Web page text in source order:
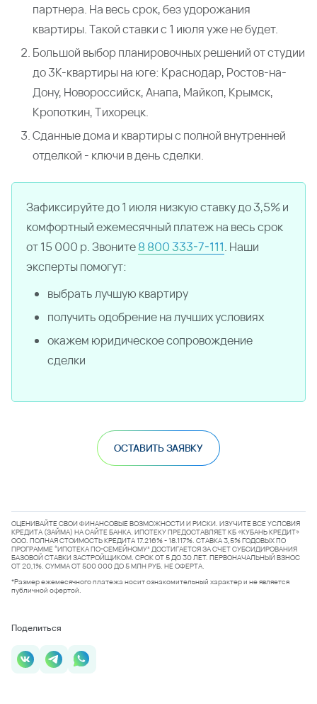
партнера. На весь срок, без удорожания
квартиры. Такой ставки с 1 июля уже не будет.
Большой выбор планировочных решений от студии
до 3К-квартиры на юге: Краснодар, Ростов-на-
Дону, Новороссийск, Анапа, Майкоп, Крымск,
Кропоткин, Тихорецк.
Сданные дома и квартиры с полной внутренней
отделкой - ключи в день сделки.
Зафиксируйте до 1 июля низкую ставку до 3,5% и
комфортный ежемесячный платеж на весь срок
от 15 000 р. Звоните8 800 333-7-111. Наши
эксперты помогут:
выбрать лучшую квартиру
получить одобрение на лучших условиях
окажем юридическое сопровождение
сделки
ОСТАВИТЬ ЗАЯВКУ
ОЦЕНИВАЙТЕ СВОИ ФИНАНСОВЫЕ ВОЗМОЖНОСТИ И РИСКИ. ИЗУЧИТЕ ВСЕ УСЛОВИЯ
КРЕДИТА (ЗАЙМА) НА САЙТЕ БАНКА. ИПОТЕКУ ПРЕДОСТАВЛЯЕТ КБ «КУБАНЬ КРЕДИТ»
ООО. ПОЛНАЯ СТОИМОСТЬ КРЕДИТА 17.216% - 18.117%. СТАВКА 3,5% ГОДОВЫХ ПО
ПРОГРАММЕ “ИПОТЕКА ПО-СЕМЕЙНОМУ” ДОСТИГАЕТСЯ ЗА СЧЕТ СУБСИДИРОВАНИЯ
БАЗОВОЙ СТАВКИ ЗАСТРОЙЩИКОМ. СРОК ОТ 5 ДО 30 ЛЕТ. ПЕРВОНАЧАЛЬНЫЙ ВЗНОС
ОТ 20,1%. СУММА ОТ 500 000 ДО 5 МЛН РУБ. НЕ ОФЕРТА.
*Размер ежемесячного платежа носит ознакомительный характер и не является
публичной офертой.
Поделиться